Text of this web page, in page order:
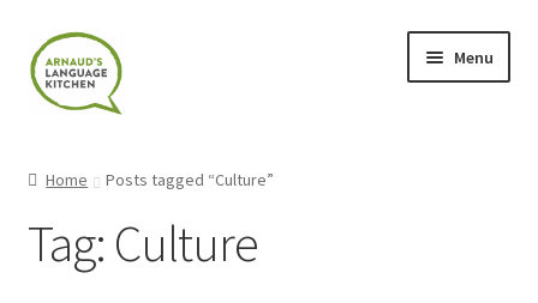
Skip
to
navigation
Skip
to
content
Menu
Home Posts tagged “Culture”
Tag: Culture